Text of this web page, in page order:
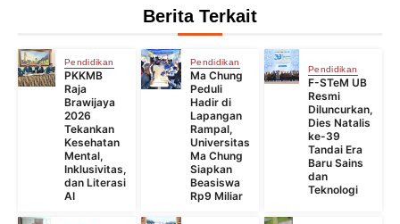
Berita Terkait
Pendidikan
PKKMB
Raja
Brawijaya
2026
Tekankan
Kesehatan
Mental,
Inklusivitas,
dan Literasi
AI
Pendidikan
Ma Chung
Peduli
Hadir di
Lapangan
Rampal,
Universitas
Ma Chung
Siapkan
Beasiswa
Rp9 Miliar
Pendidikan
F-STeM UB
Resmi
Diluncurkan,
Dies Natalis
ke-39
Tandai Era
Baru Sains
dan
Teknologi